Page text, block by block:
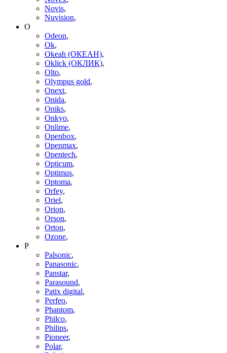
Novis,
Nuvision,
O
Odeon,
Ok,
Okeah (ОКЕАН),
Oklick (ОКЛИК),
Olto,
Olympus gold,
Onext,
Onida,
Oniks,
Onkyo,
Onlime,
Openbox,
Openmax,
Opentech,
Opticum,
Optimus,
Optoma,
Orfey,
Oriel,
Orion,
Orson,
Orton,
Ozone,
P
Palsonic,
Panasonic,
Panstar,
Parasound,
Patix digital,
Perfeo,
Phantom,
Philco,
Philips,
Pioneer,
Polar,